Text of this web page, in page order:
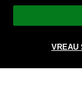
© 2026
VREAU